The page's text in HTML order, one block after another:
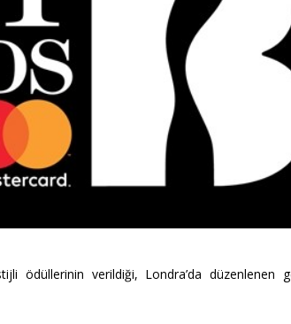
ödüllerinin verildiği, Londra’da düzenlenen